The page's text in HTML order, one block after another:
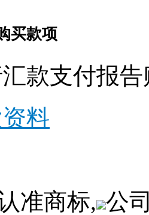
买款项
款支付报
料
准商标, 公